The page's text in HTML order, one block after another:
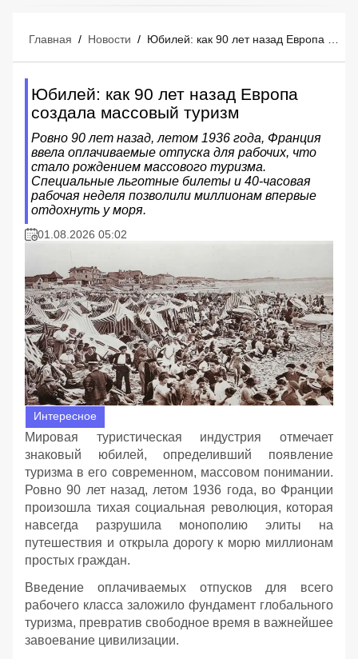
Главная / Новости /
Юбилей: как 90 лет назад Европа
создала массовый туризм
Ровно 90 лет назад, летом 1936 года, Франция
ввела оплачиваемые отпуска для рабочих, что
стало рождением массового туризма.
Специальные льготные билеты и 40-часовая
рабочая неделя позволили миллионам впервые
отдохнуть у моря.
01.08.2026 05:02
Интересное
Мировая туристическая индустрия отмечает
знаковый юбилей, определивший появление
туризма в его современном, массовом понимании.
Ровно 90 лет назад, летом 1936 года, во Франции
произошла тихая социальная революция, которая
навсегда разрушила монополию элиты на
путешествия и открыла дорогу к морю миллионам
простых граждан.
Введение оплачиваемых отпусков для всего
рабочего класса заложило фундамент глобального
туризма, превратив свободное время в важнейшее
завоевание цивилизации.